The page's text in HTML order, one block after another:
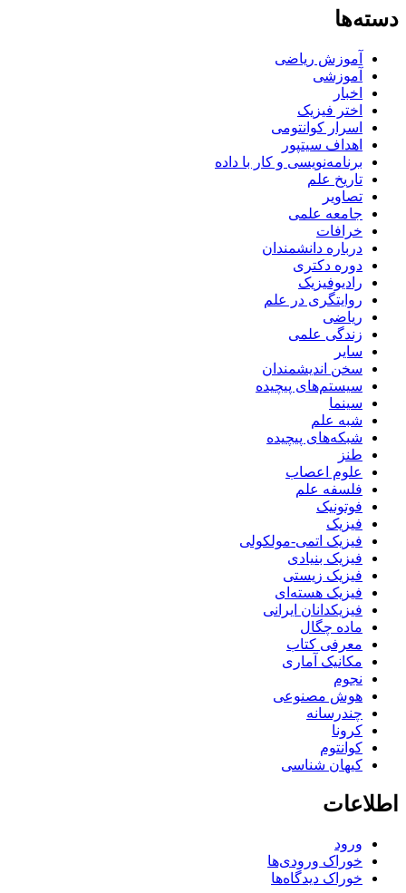
دسته‌ها
آموزش ریاضی
آموزشی
اخبار
اختر فیزیک
اسرار کوانتومی
اهداف سیتپور
برنامه‌نویسی و کار با داده
تاریخ علم
تصاویر
جامعه علمی
خرافات
درباره دانشمندان
دوره دکتری
رادیوفیزیک
روایتگری در علم
ریاضی
زندگی علمی
سایر
سخن اندیشمندان
سیستم‌های پیچیده
سینما
شبه علم
شبکه‌های پیچیده
طنز
علوم اعصاب
فلسفه علم
فوتونیک
فیزیک
فیزیک اتمی-مولکولی
فیزیک بنیادی
فیزیک زیستی
فیزیک هسته‌ای
فیزیکدانان ایرانی
ماده چگال
معرفی کتاب
مکانیک آماری
نجوم
هوش مصنوعی
چندرسانه
کرونا
کوانتوم
کیهان شناسی
اطلاعات
ورود
خوراک ورودی‌ها
خوراک دیدگاه‌ها